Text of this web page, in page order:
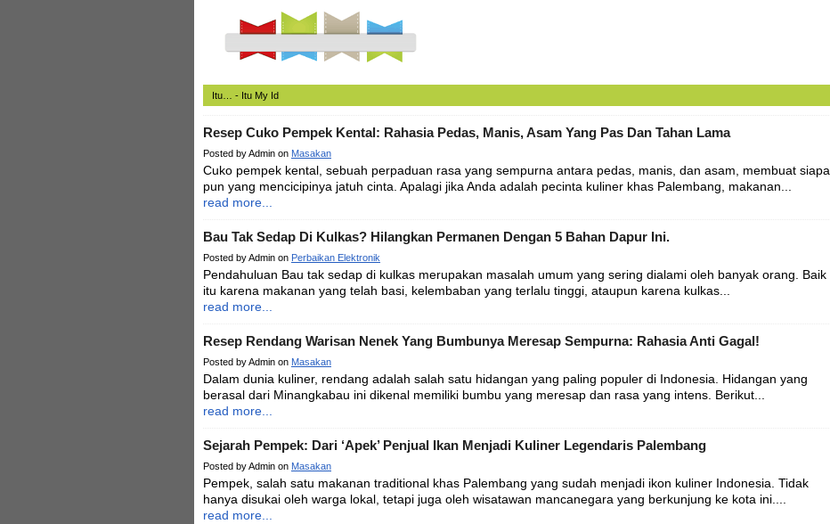
Itu… - Itu My Id
Resep Cuko Pempek Kental: Rahasia Pedas, Manis, Asam Yang Pas Dan Tahan Lama
Posted by Admin on Masakan
Cuko pempek kental, sebuah perpaduan rasa yang sempurna antara pedas, manis, dan asam, membuat siapa
pun yang mencicipinya jatuh cinta. Apalagi jika Anda adalah pecinta kuliner khas Palembang, makanan...
read more...
Bau Tak Sedap Di Kulkas? Hilangkan Permanen Dengan 5 Bahan Dapur Ini.
Posted by Admin on Perbaikan Elektronik
Pendahuluan Bau tak sedap di kulkas merupakan masalah umum yang sering dialami oleh banyak orang. Baik
itu karena makanan yang telah basi, kelembaban yang terlalu tinggi, ataupun karena kulkas...
read more...
Resep Rendang Warisan Nenek Yang Bumbunya Meresap Sempurna: Rahasia Anti Gagal!
Posted by Admin on Masakan
Dalam dunia kuliner, rendang adalah salah satu hidangan yang paling populer di Indonesia. Hidangan yang
berasal dari Minangkabau ini dikenal memiliki bumbu yang meresap dan rasa yang intens. Berikut...
read more...
Sejarah Pempek: Dari ‘Apek’ Penjual Ikan Menjadi Kuliner Legendaris Palembang
Posted by Admin on Masakan
Pempek, salah satu makanan traditional khas Palembang yang sudah menjadi ikon kuliner Indonesia. Tidak
hanya disukai oleh warga lokal, tetapi juga oleh wisatawan mancanegara yang berkunjung ke kota ini....
read more...